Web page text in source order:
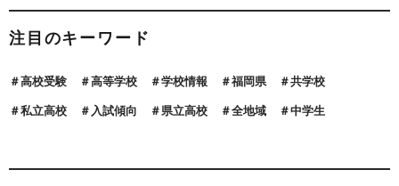
注目のキーワード
高校受験 高等学校 学校情報 福岡県 共学校
私立高校 入試傾向 県立高校 全地域 中学生